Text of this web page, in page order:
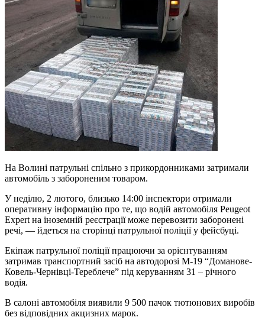
На Волині патрульні спільно з прикордонниками затримали
автомобіль з забороненим товаром.
У неділю, 2 лютого, близько 14:00 інспектори отримали
оперативну інформацію про те, що водій автомобіля Peugeot
Expert на іноземній реєстрації може перевозити заборонені
речі, — йдеться на сторінці патрульної поліції у фейсбуці.
Екіпаж патрульної поліції працюючи за орієнтуванням
затримав транспортний засіб на автодорозі М-19 “Доманове-
Ковель-Чернівці-Тереблече” під керуванням 31 – річного
водія.
В салоні автомобіля виявили 9 500 пачок тютюнових виробів
без відповідних акцизних марок.